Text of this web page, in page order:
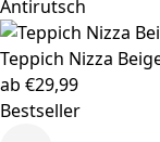
Teppich Nizza
ab €29,99
Bestseller